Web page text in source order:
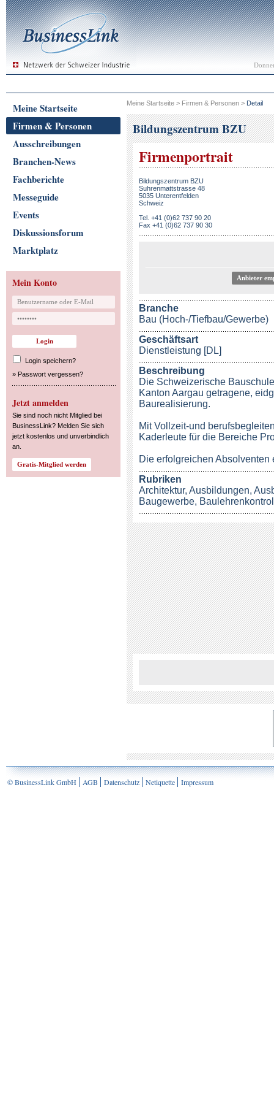
Meine Startseite
Firmen & Personen
Ausschreibungen
Branchen-News
Fachberichte
Messeguide
Events
Diskussionsforum
Marktplatz
Mein Konto
Login speichern?
» Passwort vergessen?
Jetzt anmelden
Sie sind noch nicht Mitglied bei
BusinessLink? Melden Sie sich
jetzt kostenlos und unverbindlich
an.
Meine Startseite > Firmen & Personen > Detail
Bildungszentrum BZU
Firmenportrait
Bildungszentrum BZU
Suhrenmattstrasse 48
5035 Unterentfelden
Schweiz
Tel. +41 (0)62 737 90 20
Fax +41 (0)62 737 90 30
Anbieter
Branche
Bau (Hoch-/Tiefbau/Gewerbe)
Geschäftsart
Dienstleistung [DL]
Beschreibung
Die Schweizerische
Kanton Aargau getragene,
Baurealisierung.
Mit Vollzeit-und
Kaderleute für die Bereiche
Die erfolgreichen
Rubriken
Architektur, Ausbildungen,
Baugewerbe,
© BusinessLink GmbH AGB Datenschutz Netiquette Impressum